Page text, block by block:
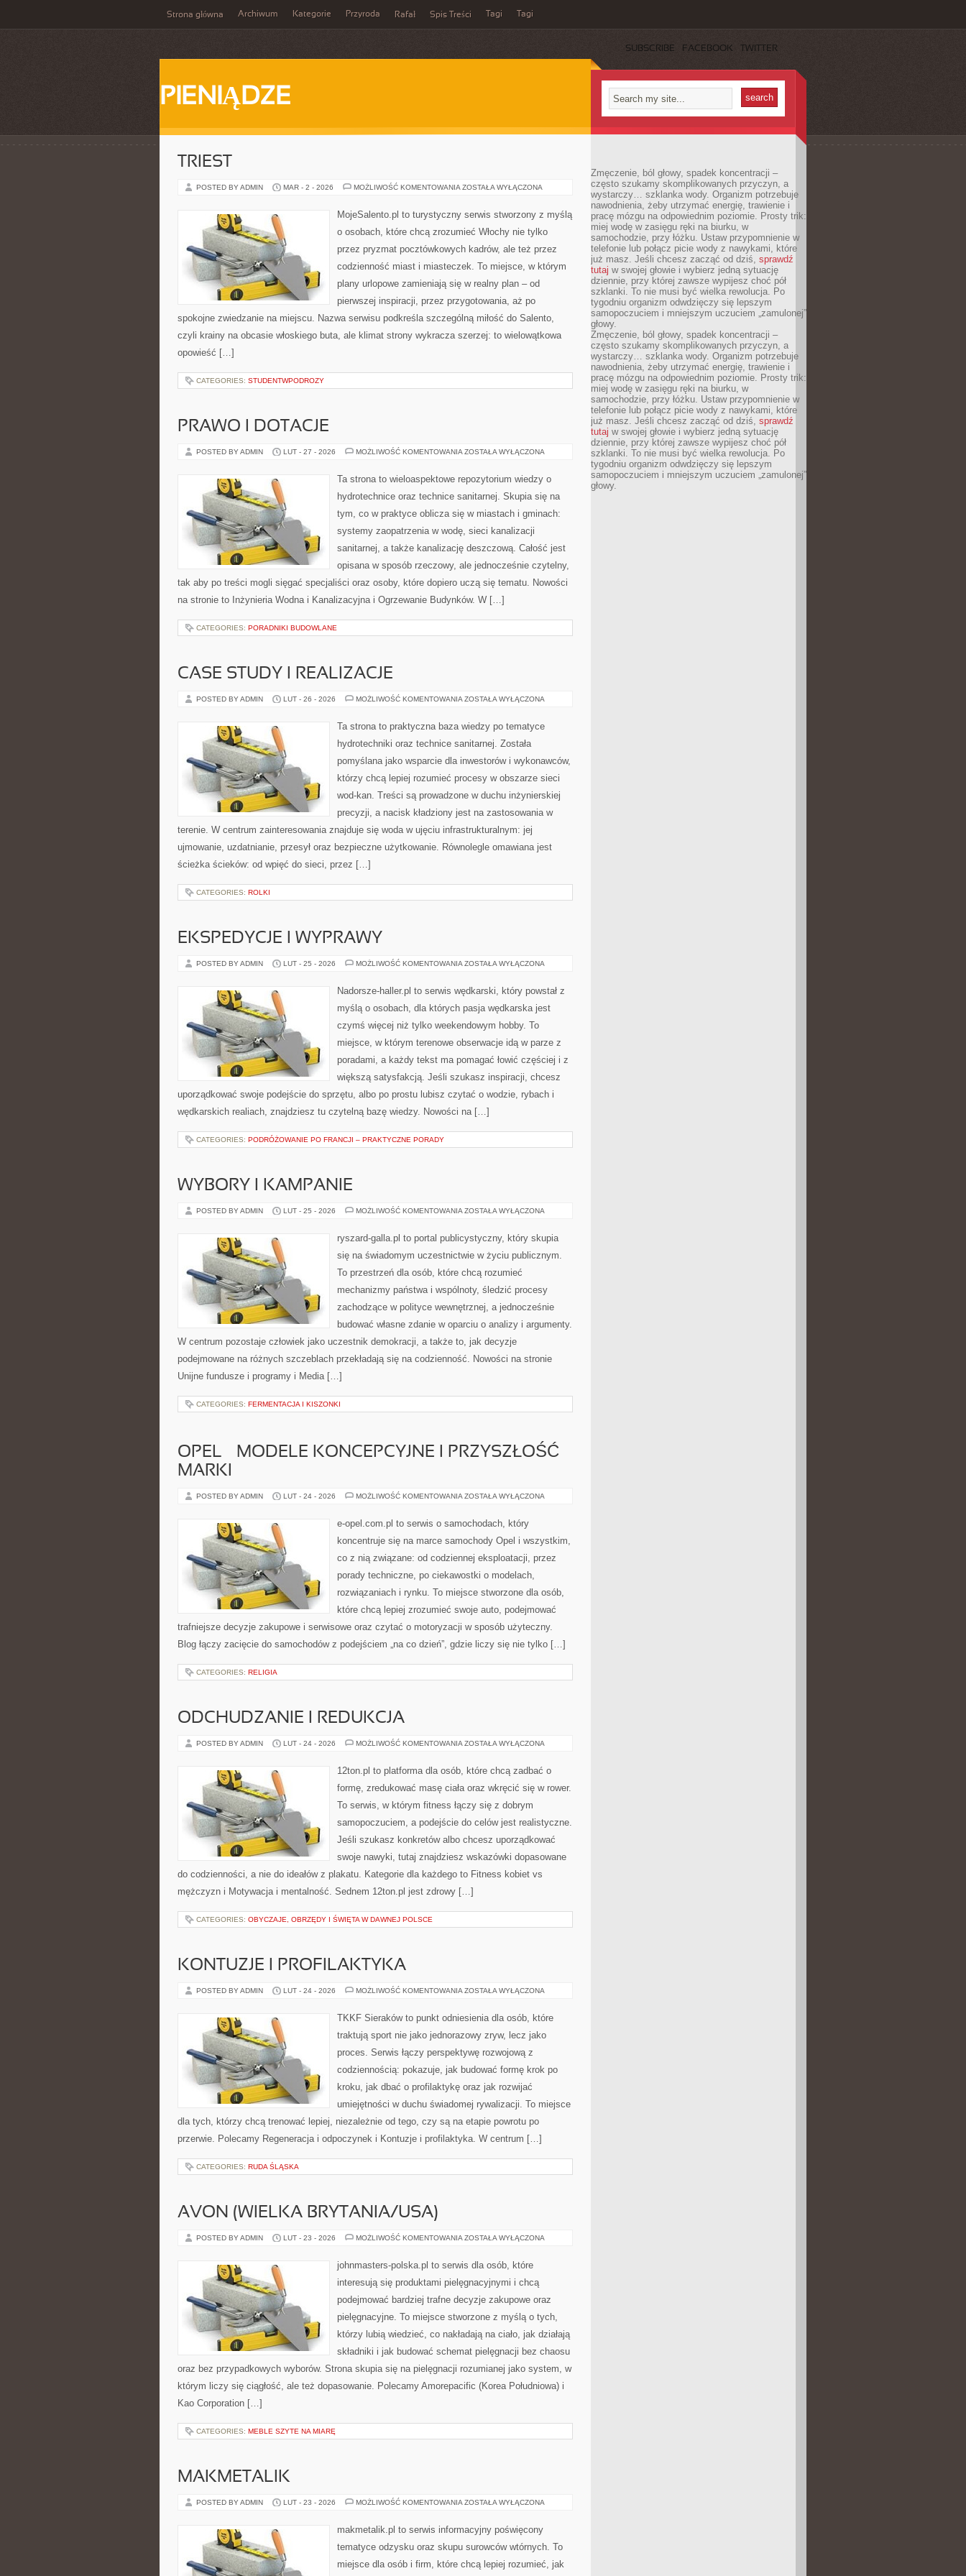
Strona główna Archiwum Kategorie Przyroda Rafał Spis Treści Tagi Tagi
SUBSCRIBE FACEBOOK TWITTER
PIENIĄDZE
TRIEST
POSTED BY ADMIN MAR - 2 - 2026 MOŻLIWOŚĆ KOMENTOWANIA TRIEST
ZOSTAŁA WYŁĄCZONA
MojeSalento.pl to turystyczny serwis stworzony z myślą
o osobach, które chcą zrozumieć Włochy nie tylko
przez pryzmat pocztówkowych kadrów, ale też przez
codzienność miast i miasteczek. To miejsce, w którym
plany urlopowe zamieniają się w realny plan – od
pierwszej inspiracji, przez przygotowania, aż po
spokojne zwiedzanie na miejscu. Nazwa serwisu podkreśla szczególną miłość do Salento,
czyli krainy na obcasie włoskiego buta, ale klimat strony wykracza szerzej: to wielowątkowa
opowieść […]
CATEGORIES: STUDENTWPODROZY
PRAWO I DOTACJE
POSTED BY ADMIN LUT - 27 - 2026 MOŻLIWOŚĆ KOMENTOWANIA PRAWO
ZOSTAŁA WYŁĄCZONA
Ta strona to wieloaspektowe repozytorium wiedzy o
hydrotechnice oraz technice sanitarnej. Skupia się na
tym, co w praktyce oblicza się w miastach i gminach:
systemy zaopatrzenia w wodę, sieci kanalizacji
sanitarnej, a także kanalizację deszczową. Całość jest
opisana w sposób rzeczowy, ale jednocześnie czytelny,
tak aby po treści mogli sięgać specjaliści oraz osoby, które dopiero uczą się tematu. Nowości
na stronie to Inżynieria Wodna i Kanalizacyjna i Ogrzewanie Budynków. W […]
CATEGORIES: PORADNIKI BUDOWLANE
CASE STUDY I REALIZACJE
POSTED BY ADMIN LUT - 26 - 2026 MOŻLIWOŚĆ KOMENTOWANIA CASE
REALIZACJE
ZOSTAŁA WYŁĄCZONA
Ta strona to praktyczna baza wiedzy po tematyce
hydrotechniki oraz technice sanitarnej. Została
pomyślana jako wsparcie dla inwestorów i wykonawców,
którzy chcą lepiej rozumieć procesy w obszarze sieci
wod-kan. Treści są prowadzone w duchu inżynierskiej
precyzji, a nacisk kładziony jest na zastosowania w
terenie. W centrum zainteresowania znajduje się woda w ujęciu infrastrukturalnym: jej
ujmowanie, uzdatnianie, przesył oraz bezpieczne użytkowanie. Równolegle omawiana jest
ścieżka ścieków: od wpięć do sieci, przez […]
CATEGORIES: ROLKI
EKSPEDYCJE I WYPRAWY
POSTED BY ADMIN LUT - 25 - 2026 MOŻLIWOŚĆ KOMENTOWANIA EKSPEDYCJE
ZOSTAŁA WYŁĄCZONA
Nadorsze-haller.pl to serwis wędkarski, który powstał z
myślą o osobach, dla których pasja wędkarska jest
czymś więcej niż tylko weekendowym hobby. To
miejsce, w którym terenowe obserwacje idą w parze z
poradami, a każdy tekst ma pomagać łowić częściej i z
większą satysfakcją. Jeśli szukasz inspiracji, chcesz
uporządkować swoje podejście do sprzętu, albo po prostu lubisz czytać o wodzie, rybach i
wędkarskich realiach, znajdziesz tu czytelną bazę wiedzy. Nowości na […]
CATEGORIES: PODRÓŻOWANIE PO FRANCJI – PRAKTYCZNE PORADY
WYBORY I KAMPANIE
POSTED BY ADMIN LUT - 25 - 2026 MOŻLIWOŚĆ KOMENTOWANIA WYBORY
ZOSTAŁA WYŁĄCZONA
ryszard-galla.pl to portal publicystyczny, który skupia
się na świadomym uczestnictwie w życiu publicznym.
To przestrzeń dla osób, które chcą rozumieć
mechanizmy państwa i wspólnoty, śledzić procesy
zachodzące w polityce wewnętrznej, a jednocześnie
budować własne zdanie w oparciu o analizy i argumenty.
W centrum pozostaje człowiek jako uczestnik demokracji, a także to, jak decyzje
podejmowane na różnych szczeblach przekładają się na codzienność. Nowości na stronie
Unijne fundusze i programy i Media […]
CATEGORIES: FERMENTACJA I KISZONKI
OPEL – MODELE KONCEPCYJNE I PRZYSZŁOŚĆ
MARKI
POSTED BY ADMIN LUT - 24 - 2026 MOŻLIWOŚĆ KOMENTOWANIA OPEL
KONCEPCYJNE
I
MARKI
ZOSTAŁA WYŁĄCZONA
e-opel.com.pl to serwis o samochodach, który
koncentruje się na marce samochody Opel i wszystkim,
co z nią związane: od codziennej eksploatacji, przez
porady techniczne, po ciekawostki o modelach,
rozwiązaniach i rynku. To miejsce stworzone dla osób,
które chcą lepiej zrozumieć swoje auto, podejmować
trafniejsze decyzje zakupowe i serwisowe oraz czytać o motoryzacji w sposób użyteczny.
Blog łączy zacięcie do samochodów z podejściem „na co dzień”, gdzie liczy się nie tylko […]
CATEGORIES: RELIGIA
ODCHUDZANIE I REDUKCJA
POSTED BY ADMIN LUT - 24 - 2026 MOŻLIWOŚĆ KOMENTOWANIA ODCHUDZANIE
ZOSTAŁA WYŁĄCZONA
12ton.pl to platforma dla osób, które chcą zadbać o
formę, zredukować masę ciała oraz wkręcić się w rower.
To serwis, w którym fitness łączy się z dobrym
samopoczuciem, a podejście do celów jest realistyczne.
Jeśli szukasz konkretów albo chcesz uporządkować
swoje nawyki, tutaj znajdziesz wskazówki dopasowane
do codzienności, a nie do ideałów z plakatu. Kategorie dla każdego to Fitness kobiet vs
mężczyzn i Motywacja i mentalność. Sednem 12ton.pl jest zdrowy […]
CATEGORIES: OBYCZAJE, OBRZĘDY I ŚWIĘTA W DAWNEJ POLSCE
KONTUZJE I PROFILAKTYKA
POSTED BY ADMIN LUT - 24 - 2026 MOŻLIWOŚĆ KOMENTOWANIA KONTUZJE
ZOSTAŁA WYŁĄCZONA
TKKF Sieraków to punkt odniesienia dla osób, które
traktują sport nie jako jednorazowy zryw, lecz jako
proces. Serwis łączy perspektywę rozwojową z
codziennością: pokazuje, jak budować formę krok po
kroku, jak dbać o profilaktykę oraz jak rozwijać
umiejętności w duchu świadomej rywalizacji. To miejsce
dla tych, którzy chcą trenować lepiej, niezależnie od tego, czy są na etapie powrotu po
przerwie. Polecamy Regeneracja i odpoczynek i Kontuzje i profilaktyka. W centrum […]
CATEGORIES: RUDA ŚLĄSKA
AVON (WIELKA BRYTANIA/USA)
POSTED BY ADMIN LUT - 23 - 2026 MOŻLIWOŚĆ KOMENTOWANIA AVON
ZOSTAŁA WYŁĄCZONA
johnmasters-polska.pl to serwis dla osób, które
interesują się produktami pielęgnacyjnymi i chcą
podejmować bardziej trafne decyzje zakupowe oraz
pielęgnacyjne. To miejsce stworzone z myślą o tych,
którzy lubią wiedzieć, co nakładają na ciało, jak działają
składniki i jak budować schemat pielęgnacji bez chaosu
oraz bez przypadkowych wyborów. Strona skupia się na pielęgnacji rozumianej jako system, w
którym liczy się ciągłość, ale też dopasowanie. Polecamy Amorepacific (Korea Południowa) i
Kao Corporation […]
CATEGORIES: MEBLE SZYTE NA MIARĘ
MAKMETALIK
POSTED BY ADMIN LUT - 23 - 2026 MOŻLIWOŚĆ KOMENTOWANIA MAKMETALIK
ZOSTAŁA WYŁĄCZONA
makmetalik.pl to serwis informacyjny poświęcony
tematyce odzysku oraz skupu surowców wtórnych. To
miejsce dla osób i firm, które chcą lepiej rozumieć, jak
Zmęczenie, ból głowy, spadek koncentracji –
często szukamy skomplikowanych przyczyn, a
wystarczy… szklanka wody. Organizm potrzebuje
nawodnienia, żeby utrzymać energię, trawienie i
pracę mózgu na odpowiednim poziomie. Prosty trik:
miej wodę w zasięgu ręki na biurku, w
samochodzie, przy łóżku. Ustaw przypomnienie w
telefonie lub połącz picie wody z nawykami, które
już masz. Jeśli chcesz zacząć od dziś, sprawdź
tutaj w swojej głowie i wybierz jedną sytuację
dziennie, przy której zawsze wypijesz choć pół
szklanki. To nie musi być wielka rewolucja. Po
tygodniu organizm odwdzięczy się lepszym
samopoczuciem i mniejszym uczuciem „zamulonej”
głowy.
Zmęczenie, ból głowy, spadek koncentracji –
często szukamy skomplikowanych przyczyn, a
wystarczy… szklanka wody. Organizm potrzebuje
nawodnienia, żeby utrzymać energię, trawienie i
pracę mózgu na odpowiednim poziomie. Prosty trik:
miej wodę w zasięgu ręki na biurku, w
samochodzie, przy łóżku. Ustaw przypomnienie w
telefonie lub połącz picie wody z nawykami, które
już masz. Jeśli chcesz zacząć od dziś, sprawdź
tutaj w swojej głowie i wybierz jedną sytuację
dziennie, przy której zawsze wypijesz choć pół
szklanki. To nie musi być wielka rewolucja. Po
tygodniu organizm odwdzięczy się lepszym
samopoczuciem i mniejszym uczuciem „zamulonej”
głowy.